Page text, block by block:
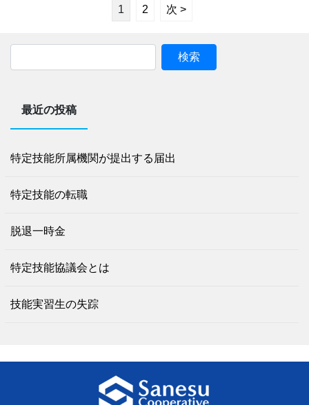
1 2 次 >
最近の投稿
特定技能所属機関が提出する届出
特定技能の転職
脱退一時金
特定技能協議会とは
技能実習生の失踪